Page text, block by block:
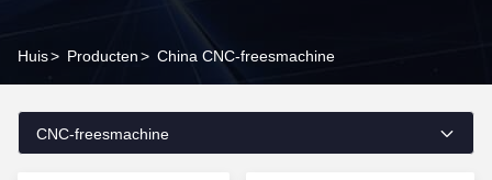
Huis> Producten> China CNC-freesmachine
CNC-freesmachine